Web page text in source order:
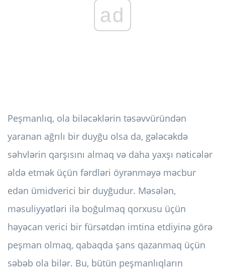
ad
Peşmanlıq, ola biləcəklərin təsəvvüründən
yaranan ağrılı bir duyğu olsa da, gələcəkdə
səhvlərin qarşısını almaq və daha yaxşı nəticələr
əldə etmək üçün fərdləri öyrənməyə məcbur
edən ümidverici bir duyğudur. Məsələn,
məsuliyyətləri ilə boğulmaq qorxusu üçün
həyəcan verici bir fürsətdən imtina etdiyinə görə
peşman olmaq, qabaqda şans qazanmaq üçün
səbəb ola bilər. Bu, bütün peşmanlıqların